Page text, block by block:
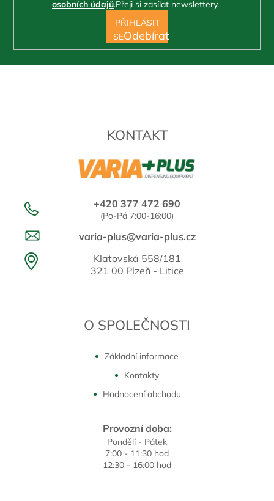
u
KONTAKT
+420 377 472 690
(Po-Pá 7:00-16:00)
varia-plus@varia-plus.cz
Klatovská 558/181
321 00 Plzeň - Litice
O SPOLEČNOSTI
Základní informace
Kontakty
Hodnocení obchodu
Provozní doba:
Pondělí - Pátek
7:00 - 11:30 hod
12:30 - 16:00 hod
osobních údajů.Přeji si zasílat newslettery.
PŘIHLÁSIT
SE